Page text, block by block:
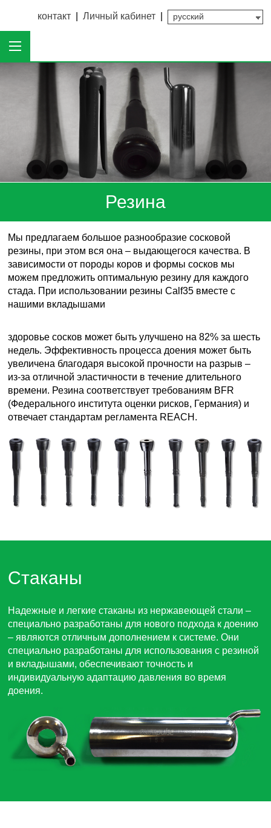
контакт Личный кабинет
Резина
Мы предлагаем большое разнообразие сосковой
резины, при этом вся она – выдающегося качества. В
зависимости от породы коров и формы сосков мы
можем предложить оптимальную резину для каждого
стада. При использовании резины Calf35 вместе с
нашими вкладышами
здоровье сосков может быть улучшено на 82% за шесть
недель. Эффективность процесса доения может быть
увеличена благодаря высокой прочности на разрыв –
из-за отличной эластичности в течение длительного
времени. Резина соответствует требованиям BFR
(Федерального института оценки рисков, Германия) и
отвечает стандартам регламента REACH.
Стаканы
Надежные и легкие стаканы из нержавеющей стали –
специально разработаны для нового подхода к доению
– являются отличным дополнением к системе. Они
специально разработаны для использования с резиной
и вкладышами, обеспечивают точность и
индивидуальную адаптацию давления во время
доения.